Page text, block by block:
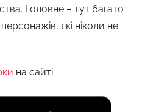
Головне – тут багато
які ніколи не
на сайті.